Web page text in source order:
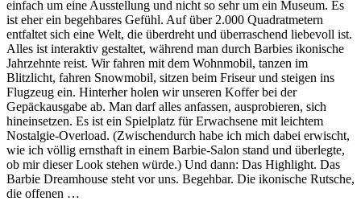
einfach um eine Ausstellung und nicht so sehr um ein Museum. Es
ist eher ein begehbares Gefühl. Auf über 2.000 Quadratmetern
entfaltet sich eine Welt, die überdreht und überraschend liebevoll ist.
Alles ist interaktiv gestaltet, während man durch Barbies ikonische
Jahrzehnte reist. Wir fahren mit dem Wohnmobil, tanzen im
Blitzlicht, fahren Snowmobil, sitzen beim Friseur und steigen ins
Flugzeug ein. Hinterher holen wir unseren Koffer bei der
Gepäckausgabe ab. Man darf alles anfassen, ausprobieren, sich
hineinsetzen. Es ist ein Spielplatz für Erwachsene mit leichtem
Nostalgie-Overload. (Zwischendurch habe ich mich dabei erwischt,
wie ich völlig ernsthaft in einem Barbie-Salon stand und überlegte,
ob mir dieser Look stehen würde.) Und dann: Das Highlight. Das
Barbie Dreamhouse steht vor uns. Begehbar. Die ikonische Rutsche,
die offenen …